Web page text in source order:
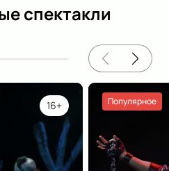
спектакли
16+ Популярное